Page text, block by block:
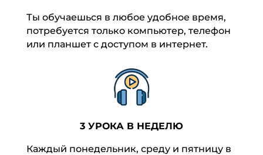
Ты обучаешься в любое удобное время,
потребуется только компьютер, телефон
или планшет с доступом в интернет.
3 УРОКА В НЕДЕЛЮ
Каждый понедельник, среду и пятницу в